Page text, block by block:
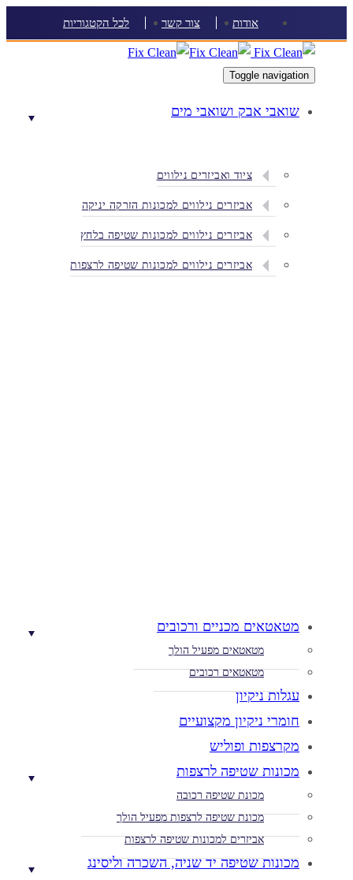
links
to
אודות צור קשר לכל הקטגוריות
Toggle navigation
שואבי אבק ושואבי מים
ציוד ואביזרים נילווים
אביזרים נילווים למכונות הזרקה יניקה
אביזרים נילווים למכונות שטיפה בלחץ
אביזרים נילווים למכונות שטיפה לרצפות
מטאטאים מכניים ורכובים
מטאטאים מפעיל הולך
מטאטאים רכובים
עגלות ניקיון
חומרי ניקיון מקצועיים
מקרצפות ופוליש
מכונות שטיפה לרצפות
מכונת שטיפה רכובה
מכונת שטיפה לרצפות מפעיל הולך
אביזרים למכונות שטיפה לרצפות
מכונות שטיפה יד שניה, השכרה וליסינג